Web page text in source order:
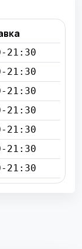
21:30
21:30
21:30
21:30
21:30
21:30
21:30